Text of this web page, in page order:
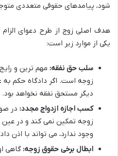
شود، پیامدهای حقوقی متعددی
هدف اصلی زوج از طرح دعوای الزام
یکی از موارد زیر است:
سلب حق نفقه: مهم ترین و
زوجه است. اگر دادگاه حکم
دیگر مستحق نفقه نخواهد بود.
کسب اجازه ازدواج مجدد: در
زوجه تمکین نمی کند و در عین
وجود ندارد، می تواند با اذن
ابطال برخی حقوق زوجه: گاهی